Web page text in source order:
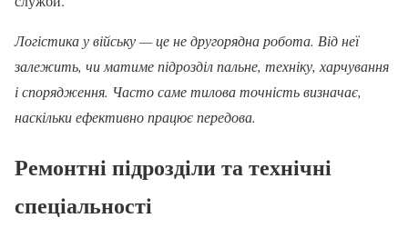
Логістика у війську — це не другорядна робота. Від неї
залежить, чи матиме підрозділ пальне, техніку, харчування
і спорядження. Часто саме тилова точність визначає,
наскільки ефективно працює передова.
Ремонтні підрозділи та технічні
спеціальності